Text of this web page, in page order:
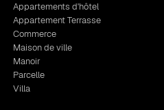
Appartements d'hôtel
Appartement Terrasse
Commerce
Maison de ville
Manoir
Parcelle
Villa